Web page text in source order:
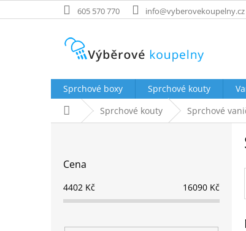
na
605 570 770 info@vyberovekoupelny.cz
Sprchové boxy Sprchové kouty
Domů Sprchové kouty Sprchové
Cena
4402 Kč 16090 Kč